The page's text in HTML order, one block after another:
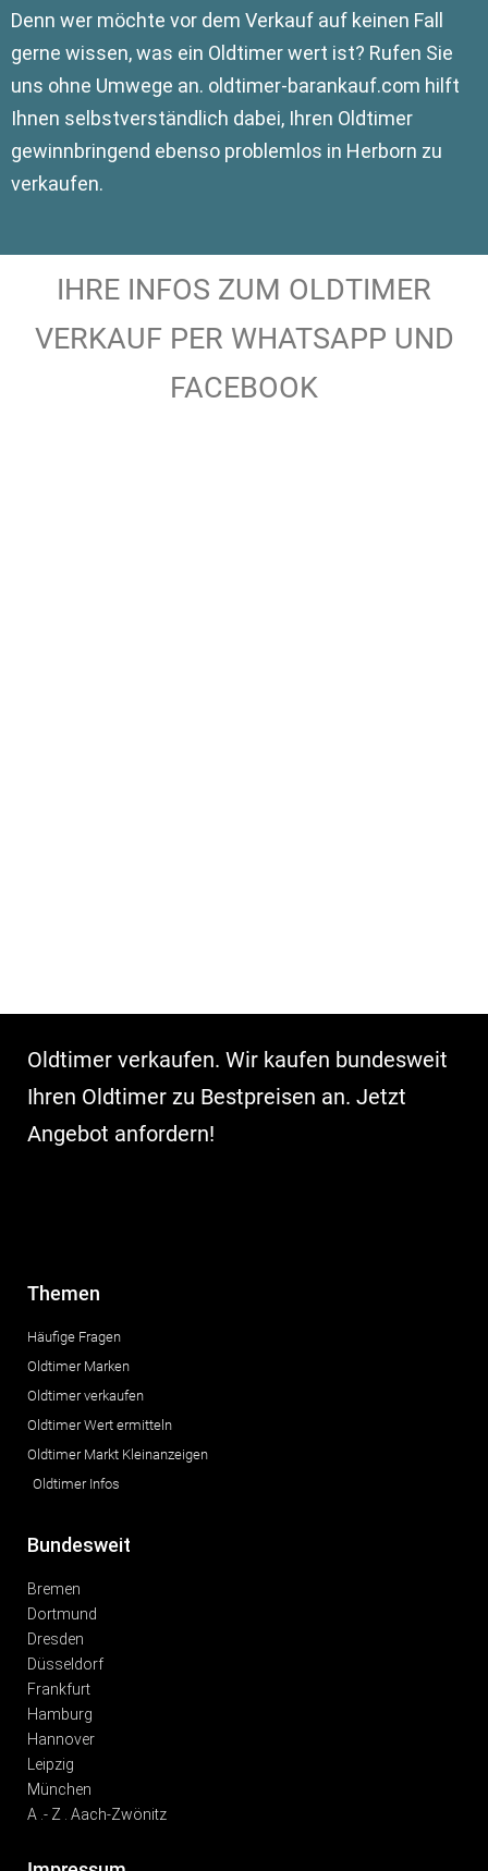
Denn wer möchte vor dem Verkauf auf keinen Fall
gerne wissen, was ein Oldtimer wert ist? Rufen Sie
uns ohne Umwege an. oldtimer-barankauf.com hilft
Ihnen selbstverständlich dabei, Ihren Oldtimer
gewinnbringend ebenso problemlos in Herborn zu
verkaufen.
IHRE INFOS ZUM OLDTIMER
VERKAUF PER WHATSAPP UND
FACEBOOK
Oldtimer verkaufen. Wir kaufen bundesweit
Ihren Oldtimer zu Bestpreisen an. Jetzt
Angebot anfordern!
Themen
Häufige Fragen
Oldtimer Marken
Oldtimer verkaufen
Oldtimer Wert ermitteln
Oldtimer Markt Kleinanzeigen
Oldtimer Infos
Bundesweit
Bremen
Dortmund
Dresden
Düsseldorf
Frankfurt
Hamburg
Hannover
Leipzig
München
A .- Z . Aach-Zwönitz